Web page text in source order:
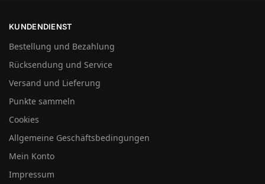
KUNDENDIENST
Bestellung und Bezahlung
Rücksendung und Service
Versand und Lieferung
Punkte sammeln
Cookies
Allgemeine Geschäftsbedingungen
Mein Konto
Impressum